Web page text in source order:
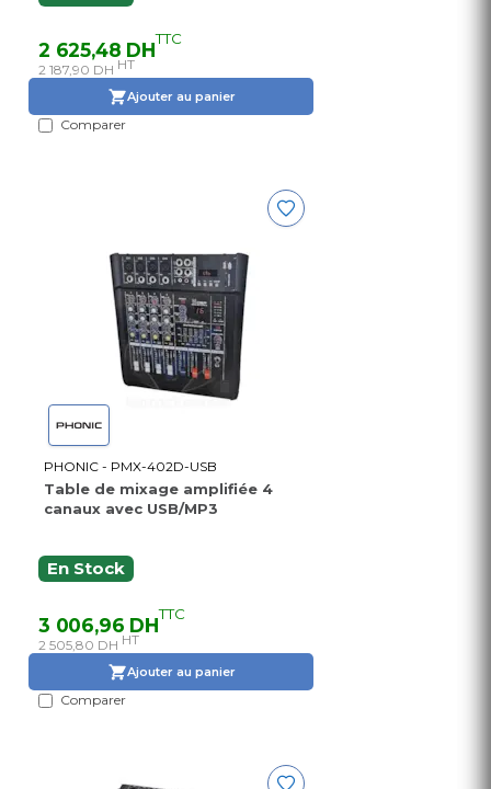
2 625,48 DHTTC
2 187,90 DH HT
Ajouter au panier
Comparer
PHONIC - PMX-402D-USB
Table de mixage amplifiée 4
canaux avec USB/MP3
En Stock
3 006,96 DHTTC
2 505,80 DH HT
Ajouter au panier
Comparer